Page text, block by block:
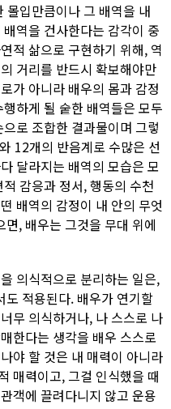
몰입만큼이나 그 배역을 내
역을 건사한다는 감각이 중
적 삶으로 구현하기 위해, 역
거리를 반드시 확보해야만
가 아니라 배우의 몸과 감정
하게 될 숱한 배역들은 모두
로 조합한 결과물이며 그렇
12개의 반음계로 수많은 선
달라지는 배역의 모습은 모
감응과 정서, 행동의 수천
배역의 감정이 내 안의 무엇
, 배우는 그것을 무대 위에
의식적으로 분리하는 일은,
적용된다. 배우가 연기할
무 의식하거나, 나 스스로 나
한다는 생각을 배우 스스로
야 할 것은 내 매력이 아니라
매력이고, 그걸 인식했을 때
객에 끌려다니지 않고 운용